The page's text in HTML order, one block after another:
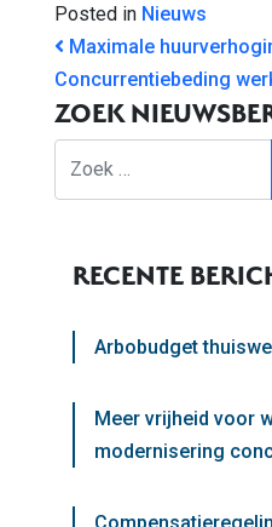
Posted in Nieuws
BERICHT
Maximale
Concurrentiebeding
ZOEK
RECENTE
Arbobudget
Meer vrijheid voor
modernisering